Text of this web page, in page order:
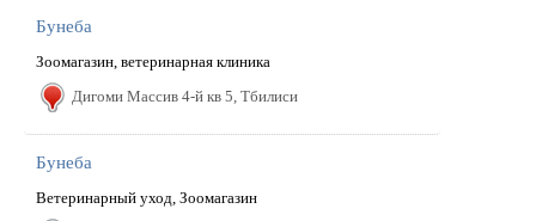
Бунеба
Зоомагазин, ветеринарная клиника
Дигоми Массив 4-й кв 5, Тбилиси
Бунеба
Ветеринарный уход, Зоомагазин